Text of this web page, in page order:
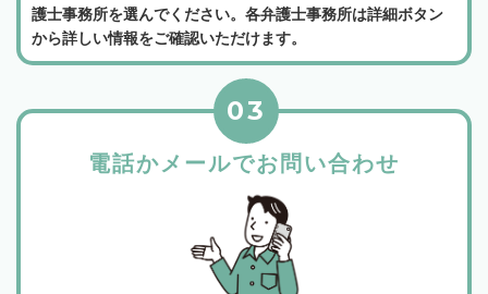
護士事務所を選んでください。各弁護士事務所は詳細ボタン
から詳しい情報をご確認いただけます。
電話かメールでお問い合わせ
03